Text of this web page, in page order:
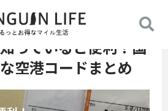
っていると便利！国
空港コードまとめ